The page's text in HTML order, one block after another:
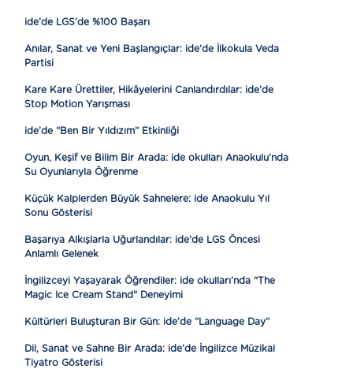
ide’de LGS’de %100 Başarı
Anılar, Sanat ve Yeni Başlangıçlar: ide’de İlkokula Veda
Partisi
Kare Kare Ürettiler, Hikâyelerini Canlandırdılar: ide’de
Stop Motion Yarışması
ide’de “Ben Bir Yıldızım” Etkinliği
Oyun, Keşif ve Bilim Bir Arada: ide okulları Anaokulu’nda
Su Oyunlarıyla Öğrenme
Küçük Kalplerden Büyük Sahnelere: ide Anaokulu Yıl
Sonu Gösterisi
Başarıya Alkışlarla Uğurlandılar: ide’de LGS Öncesi
Anlamlı Gelenek
İngilizceyi Yaşayarak Öğrendiler: ide okulları’nda "The
Magic Ice Cream Stand" Deneyimi
Kültürleri Buluşturan Bir Gün: ide’de “Language Day”
Dil, Sanat ve Sahne Bir Arada: ide’de İngilizce Müzikal
Tiyatro Gösterisi